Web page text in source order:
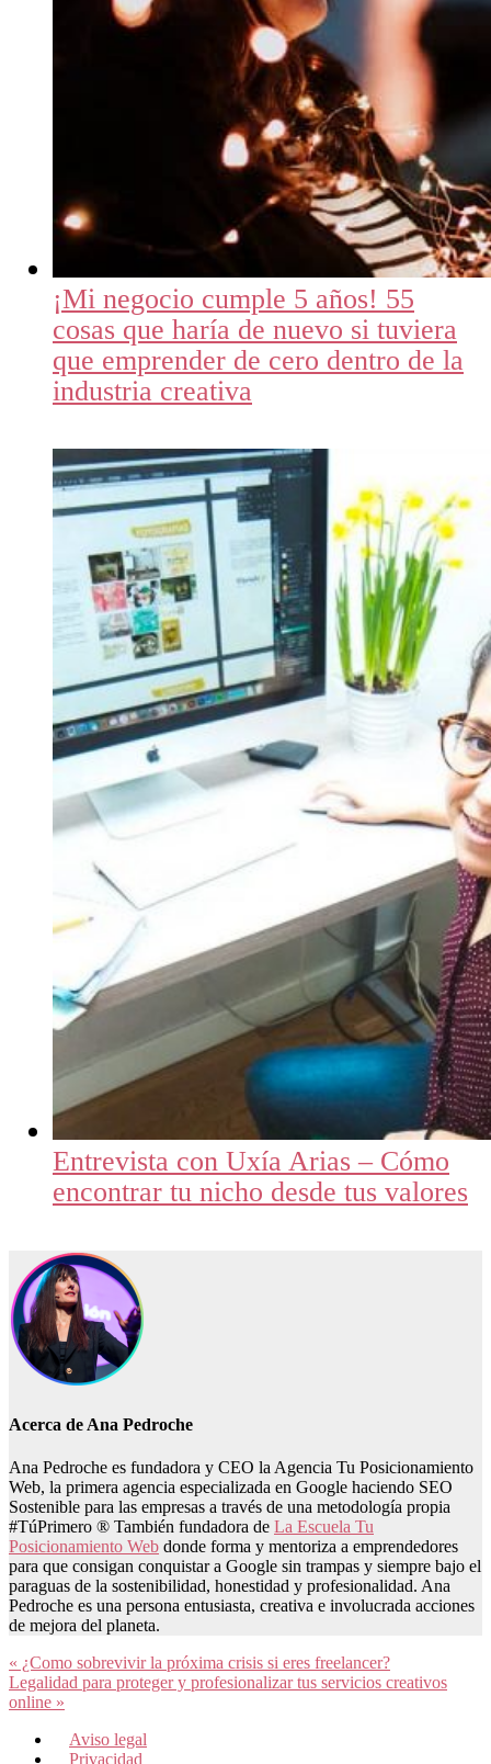
¡Mi negocio cumple 5 años! 55
cosas que haría de nuevo si tuviera
que emprender de cero dentro de la
industria creativa
Entrevista con Uxía Arias – Cómo
encontrar tu nicho desde tus valores
Acerca de Ana Pedroche
Ana Pedroche es fundadora y CEO la Agencia Tu Posicionamiento
Web, la primera agencia especializada en Google haciendo SEO
Sostenible para las empresas a través de una metodología propia
#TúPrimero ® También fundadora de La Escuela Tu
Posicionamiento Web donde forma y mentoriza a emprendedores
para que consigan conquistar a Google sin trampas y siempre bajo el
paraguas de la sostenibilidad, honestidad y profesionalidad. Ana
Pedroche es una persona entusiasta, creativa e involucrada acciones
de mejora del planeta.
Entrada
anterior:
« ¿Como sobrevivir la próxima crisis si eres freelancer?
Siguiente
entrada:
Legalidad para proteger y profesionalizar tus servicios creativos
online »
Aviso legal
Privacidad